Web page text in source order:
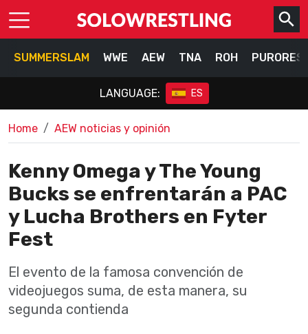
SUMMERSLAM WWE AEW TNA ROH
LANGUAGE: ES
Home AEW noticias y opinión
Kenny Omega y The Young
Bucks se enfrentarán a PAC
y Lucha Brothers en Fyter
Fest
El evento de la famosa convención de
videojuegos suma, de esta manera, su
segunda contienda